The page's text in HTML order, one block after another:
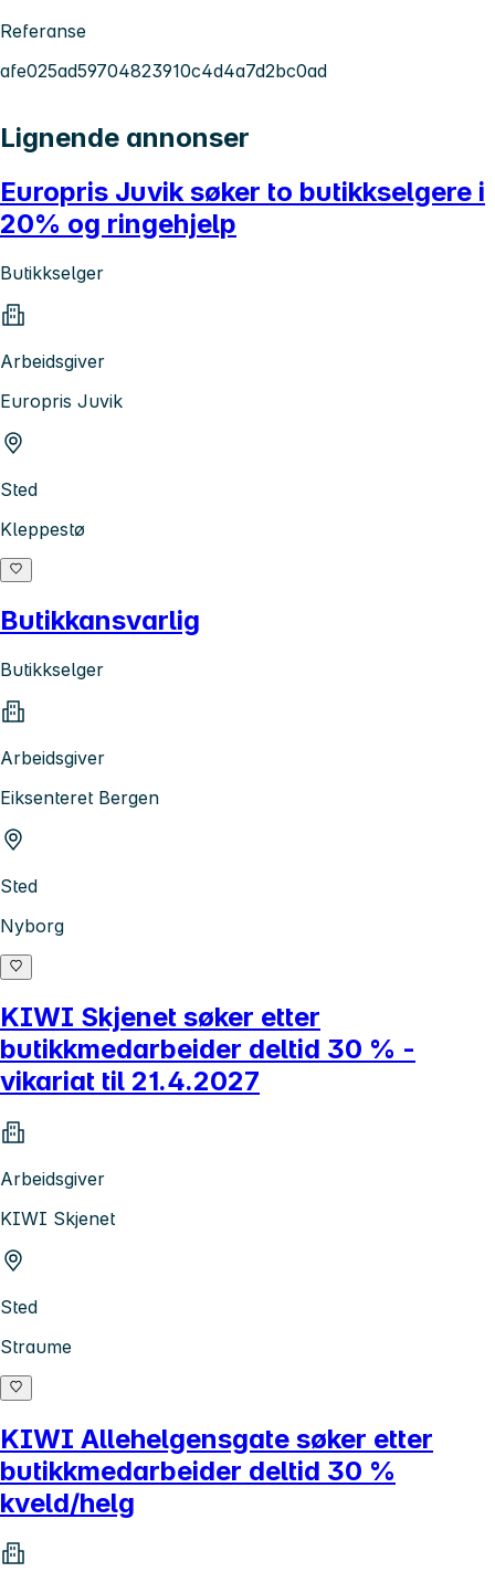
Referanse
afe025ad59704823910c4d4a7d2bc0ad
Lignende annonser
Europris Juvik søker to butikkselgere i
20% og ringehjelp
Butikkselger
Arbeidsgiver
Europris Juvik
Sted
Kleppestø
Butikkansvarlig
Butikkselger
Arbeidsgiver
Eiksenteret Bergen
Sted
Nyborg
KIWI Skjenet søker etter
butikkmedarbeider deltid 30 % -
vikariat til 21.4.2027
Arbeidsgiver
KIWI Skjenet
Sted
Straume
KIWI Allehelgensgate søker etter
butikkmedarbeider deltid 30 %
kveld/helg